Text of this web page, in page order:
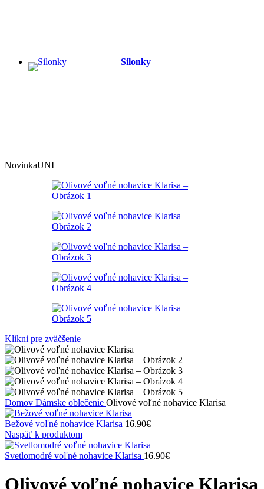
Silonky
NovinkaUNI
Klikni pre zväčšenie
Domov Dámske oblečenie Olivové voľné nohavice Klarisa
Bežové voľné nohavice Klarisa 16.90€
Naspäť k produktom
Svetlomodré voľné nohavice Klarisa 16.90€
Olivové voľné nohavice Klarisa